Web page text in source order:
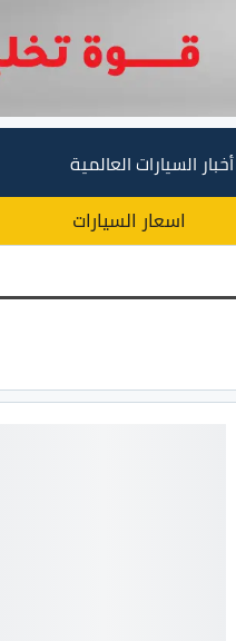
أخبار السيارات العالمية
اسعار السيارات